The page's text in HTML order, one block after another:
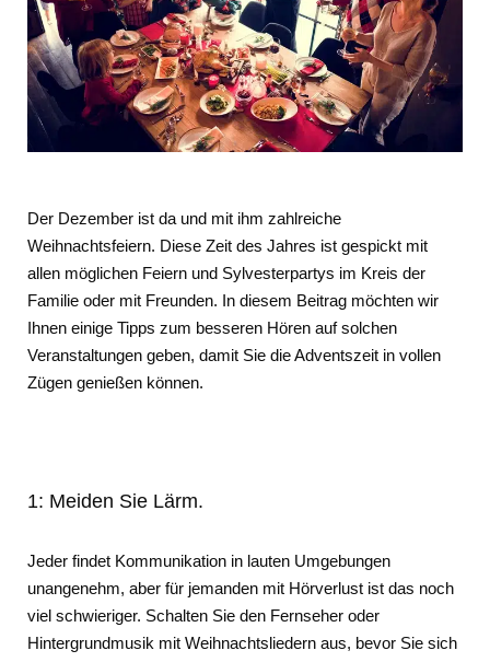
Der Dezember ist da und mit ihm zahlreiche
Weihnachtsfeiern. Diese Zeit des Jahres ist gespickt mit
allen möglichen Feiern und Sylvesterpartys im Kreis der
Familie oder mit Freunden. In diesem Beitrag möchten wir
Ihnen einige Tipps zum besseren Hören auf solchen
Veranstaltungen geben, damit Sie die Adventszeit in vollen
Zügen genießen können.
1: Meiden Sie Lärm.
Jeder findet Kommunikation in lauten Umgebungen
unangenehm, aber für jemanden mit Hörverlust ist das noch
viel schwieriger. Schalten Sie den Fernseher oder
Hintergrundmusik mit Weihnachtsliedern aus, bevor Sie sich